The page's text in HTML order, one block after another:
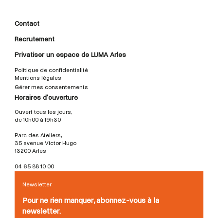
Contact
Recrutement
Privatiser un espace de LUMA Arles
Politique de confidentialité
Mentions légales
Gérer mes consentements
Horaires d'ouverture
Ouvert tous les jours,
de 10h00 à 19h30
Parc des Ateliers,
35 avenue Victor Hugo
13200 Arles
04 65 88 10 00
Newsletter
Pour ne rien manquer, abonnez-vous à la
newsletter.